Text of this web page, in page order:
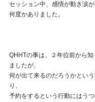
セッション中、感情が動き涙
何度かありました。
QHHTの事は、２年位前から知
ましたが、
何が出て来るのだろうかとい
り、
予約をするという行動にはうつ